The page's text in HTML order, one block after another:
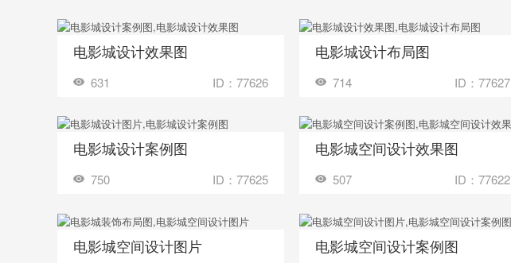
收藏 装修成这样要花多少钱？
电影城设计效果图
631 ID：77626
收藏 装修成这样要花多少钱？
电影城设计布局图
714 ID：77627
收藏 装修成这样要花多少钱？
电影城设计案例图
750 ID：77625
收藏 装修成这样要花多少钱？
电影城空间设计效果图
507 ID：77622
收藏 装修成这样要花多少钱？
电影城空间设计图片 收藏 装修成这样要花多少钱？
电影城空间设计案例图